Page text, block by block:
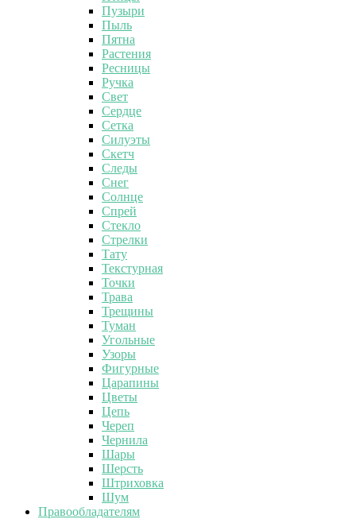
Пузыри
Пыль
Пятна
Растения
Ресницы
Ручка
Свет
Сердце
Сетка
Силуэты
Скетч
Следы
Снег
Солнце
Спрей
Стекло
Стрелки
Тату
Текстурная
Точки
Трава
Трещины
Туман
Угольные
Узоры
Фигурные
Царапины
Цветы
Цепь
Череп
Чернила
Шары
Шерсть
Штриховка
Шум
Правообладателям